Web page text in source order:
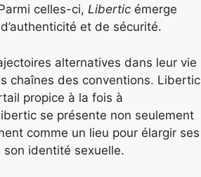
celles-ci, Libertic émerge
et de sécurité.
alternatives dans leur vie
chaînes des conventions. Libertic
propice à la fois à
se présente non seulement
comme un lieu pour élargir ses
identité sexuelle.